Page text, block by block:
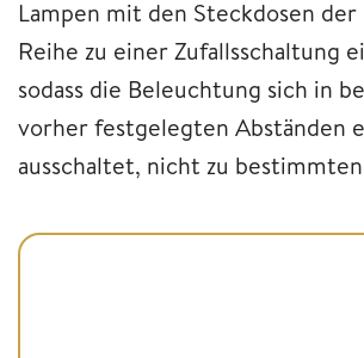
Lampen mit den Steckdosen der
Reihe zu einer Zufallsschaltung
sodass die Beleuchtung sich in
vorher festgelegten Abständen
ausschaltet, nicht zu